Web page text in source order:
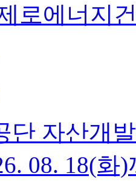
제로에너지
단 자산개
08. 18(화